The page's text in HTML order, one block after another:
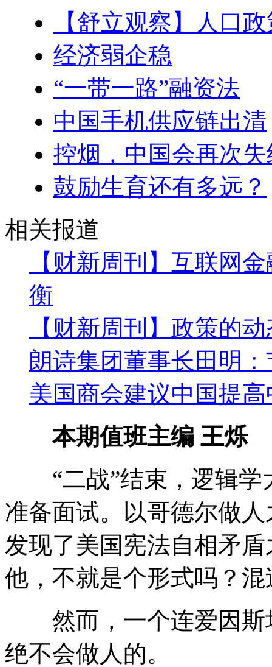
【舒立观察】人口
经济弱企稳
“一带一路”融资法
中国手机供应链出清
控烟，中国会再次
鼓励生育还有多远？
相关报道
【财新周刊】互联网
衡
【财新周刊】政策的
朗诗集团董事长田明
美国商会建议中国提
本期值班主编 王烁
“二战”结束，逻辑学
准备面试。以哥德尔做
发现了美国宪法自相矛
他，不就是个形式吗？
然而，一个连爱因斯
绝不会做人的。